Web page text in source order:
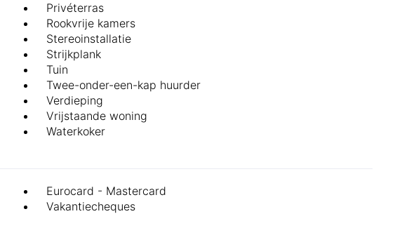
Privéterras
Rookvrije kamers
Stereoinstallatie
Strijkplank
Tuin
Twee-onder-een-kap huurder
Verdieping
Vrijstaande woning
Waterkoker
Eurocard - Mastercard
Vakantiecheques